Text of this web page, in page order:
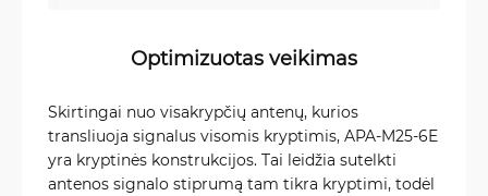
Optimizuotas veikimas
Skirtingai nuo visakrypčių antenų, kurios
transliuoja signalus visomis kryptimis, APA-M25-6E
yra kryptinės konstrukcijos. Tai leidžia sutelkti
antenos signalo stiprumą tam tikra kryptimi, todėl